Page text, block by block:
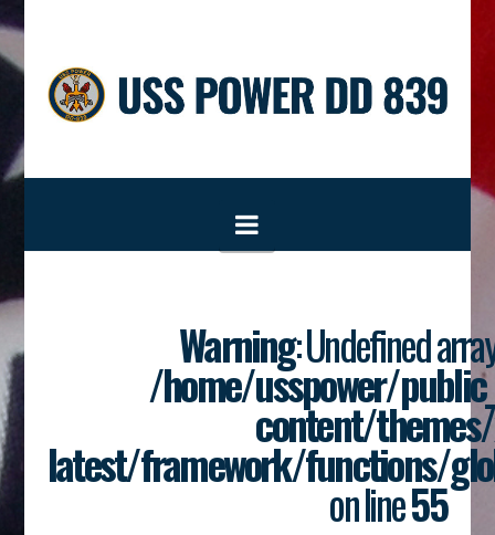
Navigation
Warning: Undefined
/home/usspower/
content/
latest/framework/functions/
on line55